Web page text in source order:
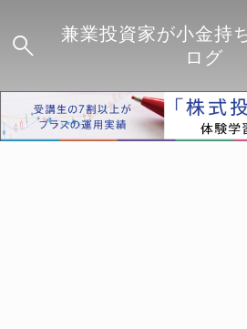
兼業投資家が小金持
ログ